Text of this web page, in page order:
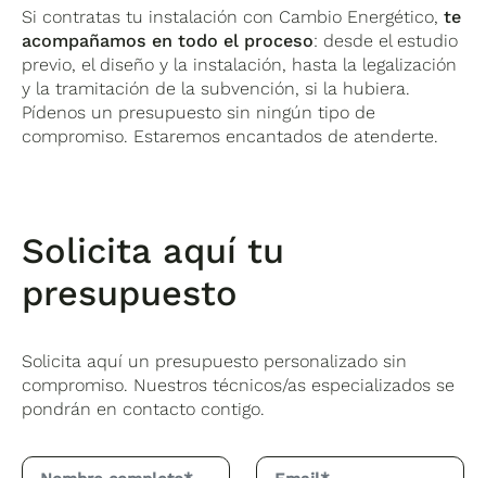
Si contratas tu instalación con Cambio Energético,te
acompañamos en todo el proceso: desde el estudio
previo, el diseño y la instalación, hasta la legalización
y la tramitación de la subvención, si la hubiera.
Pídenos un presupuesto sin ningún tipo de
compromiso. Estaremos encantados de atenderte.
Solicita aquí tu
presupuesto
Solicita aquí un presupuesto personalizado sin
compromiso. Nuestros técnicos/as especializados se
pondrán en contacto contigo.